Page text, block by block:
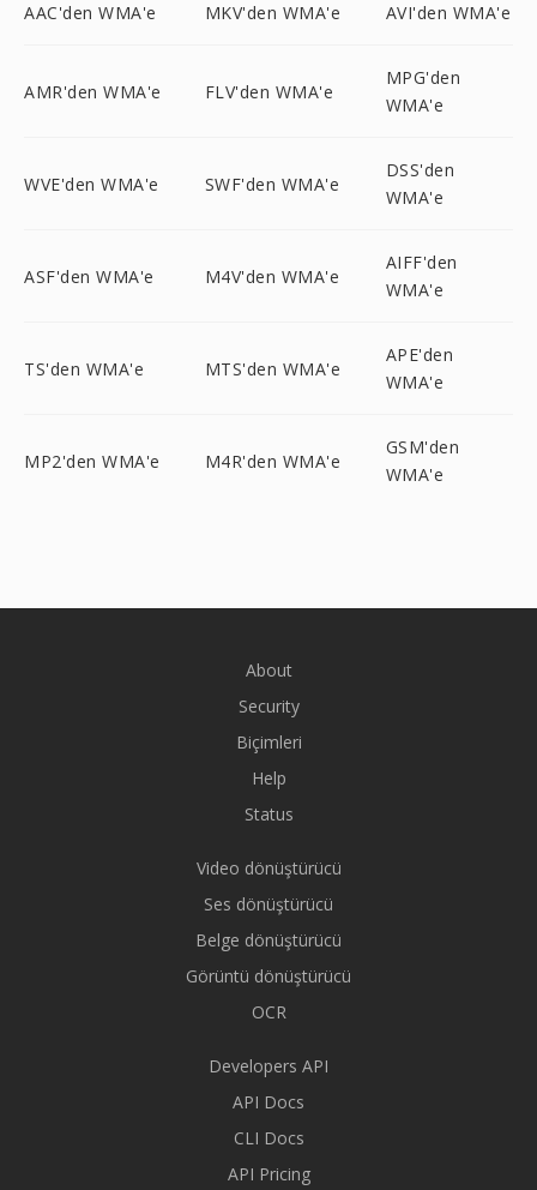
AAC'den WMA'e MKV'den WMA'e AVI'den WMA'e
AMR'den WMA'e FLV'den WMA'e
MPG'den
WMA'e
WVE'den WMA'e SWF'den WMA'e
DSS'den
WMA'e
ASF'den WMA'e M4V'den WMA'e
AIFF'den
WMA'e
TS'den WMA'e MTS'den WMA'e
APE'den
WMA'e
MP2'den WMA'e M4R'den WMA'e
GSM'den
WMA'e
About
Security
Biçimleri
Help
Status
Video dönüştürücü
Ses dönüştürücü
Belge dönüştürücü
Görüntü dönüştürücü
OCR
Developers API
API Docs
CLI Docs
API Pricing